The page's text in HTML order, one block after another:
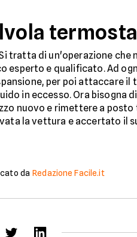
tratta di un'operazione
esperto e qualificato. Ad
per poi attaccare il
in eccesso. Ora
nuovo e rimettere a
la vettura e accertato il
da Redazione Facile.it